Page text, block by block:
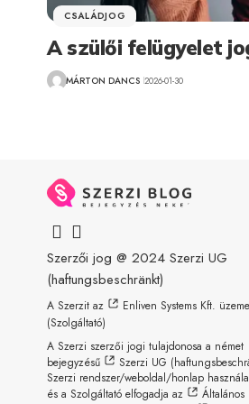
CSALÁDJOG
A szülői felügyelet
MÁRTON DANCS 2026-01-30
Szerzői jog @ 2024 Szerzi UG
(haftungsbeschränkt)
A Szerzit az Enliven Systems Kft.
(Szolgáltató)
A Szerzi szerzői jogi tulajdonosa a német
bejegyzésű
Szerzi UG
Szerzi rendszer/weboldal/honlap
és a Szolgáltató elfogadja az
Általános